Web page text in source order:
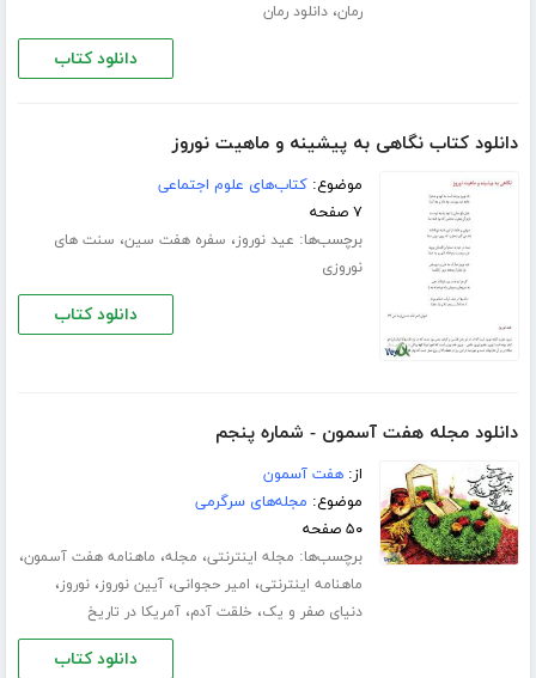
رمان،دانلود رمان
دانلود کتاب
دانلود کتاب نگاهی به پیشینه و ماهیت نوروز
موضوع:کتاب‌های علوم اجتماعی
۷ صفحه
برچسب‌ها: عید نوروز، سفره هفت سین، سنت های
نوروزی
دانلود کتاب
دانلود مجله هفت آسمون - شماره پنجم
از:هفت آسمون
موضوع: مجله‌های سرگرمی
۵۰ صفحه
برچسب‌ها: مجله اینترنتی، مجله، ماهنامه هفت آسمون،
ماهنامه اینترنتی، امیر حجوانی،آیین نوروز،نوروز،
دنیای صفر و یک، خلقت آدم،آمریکا در تاریخ
دانلود کتاب